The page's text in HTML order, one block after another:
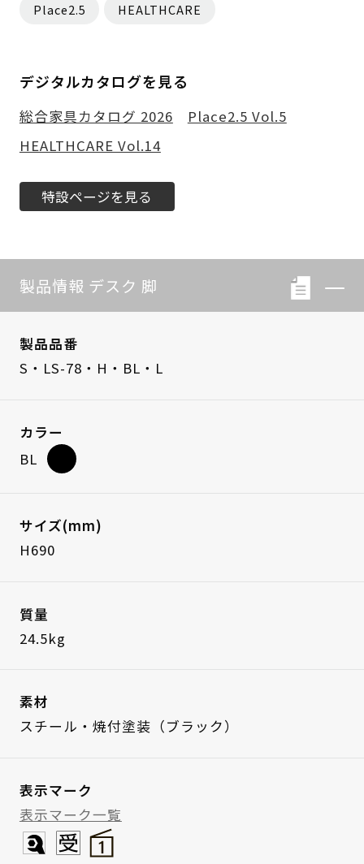
Place2.5 HEALTHCARE
デジタルカタログを見る
総合家具カタログ 2026
Place2.5 Vol.5
HEALTHCARE Vol.14
特設ページを見る
製品情報 デスク 脚
製品品番
S・LS-78・H・BL・L
カラー
BL
サイズ(mm)
H690
質量
24.5kg
素材
スチール・焼付塗装（ブラック）
表示マーク
表示マーク一覧